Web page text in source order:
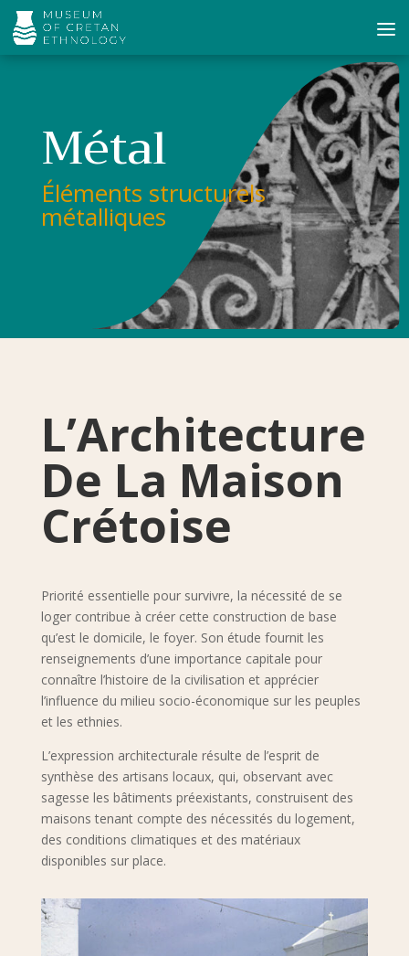
Métal
Éléments structurels
métalliques
L’Architecture
De La Maison
Crétoise
Priorité essentielle pour survivre, la nécessité de se
loger contribue à créer cette construction de base
qu’est le domicile, le foyer. Son étude fournit les
renseignements d’une importance capitale pour
connaître l’histoire de la civilisation et apprécier
l’influence du milieu socio-économique sur les peuples
et les ethnies.
L’expression architecturale résulte de l’esprit de
synthèse des artisans locaux, qui, observant avec
sagesse les bâtiments préexistants, construisent des
maisons tenant compte des nécessités du logement,
des conditions climatiques et des matériaux
disponibles sur place.